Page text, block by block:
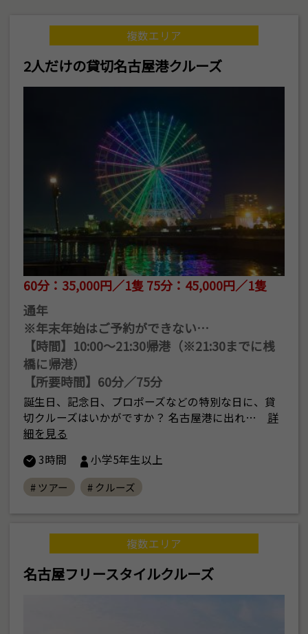
複数エリア
2人だけの貸切名古屋港クルーズ
60分：35,000円／1隻 75分：45,000円／1隻
通年
※年末年始はご予約ができない…
【時間】10:00～21:30帰港（※21:30までに桟
橋に帰港）
【所要時間】60分／75分
誕生日、記念日、プロポーズなどの特別な日に、貸
切クルーズはいかがですか？ 名古屋港に出れ…
詳
細を見る
3時間
小学5年生以上
# ツアー # クルーズ
複数エリア
名古屋フリースタイルクルーズ